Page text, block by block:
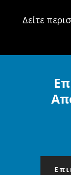
Δείτε